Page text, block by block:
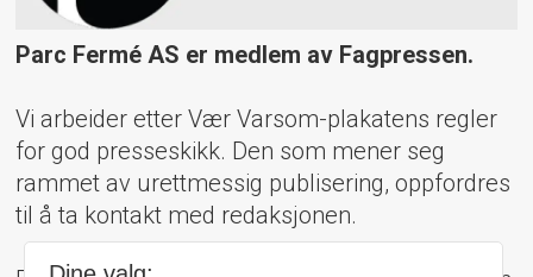
Parc Fermé AS er medlem av Fagpressen.
Vi arbeider etter Vær Varsom-plakatens regler
for god presseskikk. Den som mener seg
rammet av urettmessig publisering, oppfordres
til å ta kontakt med redaksjonen.